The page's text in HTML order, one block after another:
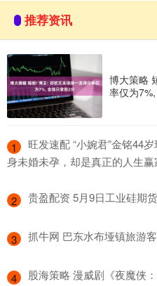
推荐资讯
博大策略
率仅为
1
旺发速配 “小婉君”金铭44
身未婚未孕，却是真正的人生赢
2 贵盈配资 5月9日工业硅期
3 抓牛网 巴东水布垭镇旅游
4 股海策略 漫威剧《夜魔侠